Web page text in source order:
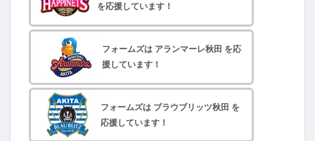
を応援しています！
フォームズは アランマーレ秋田 を応
援しています！
フォームズは ブラウブリッツ秋田 を
応援しています！